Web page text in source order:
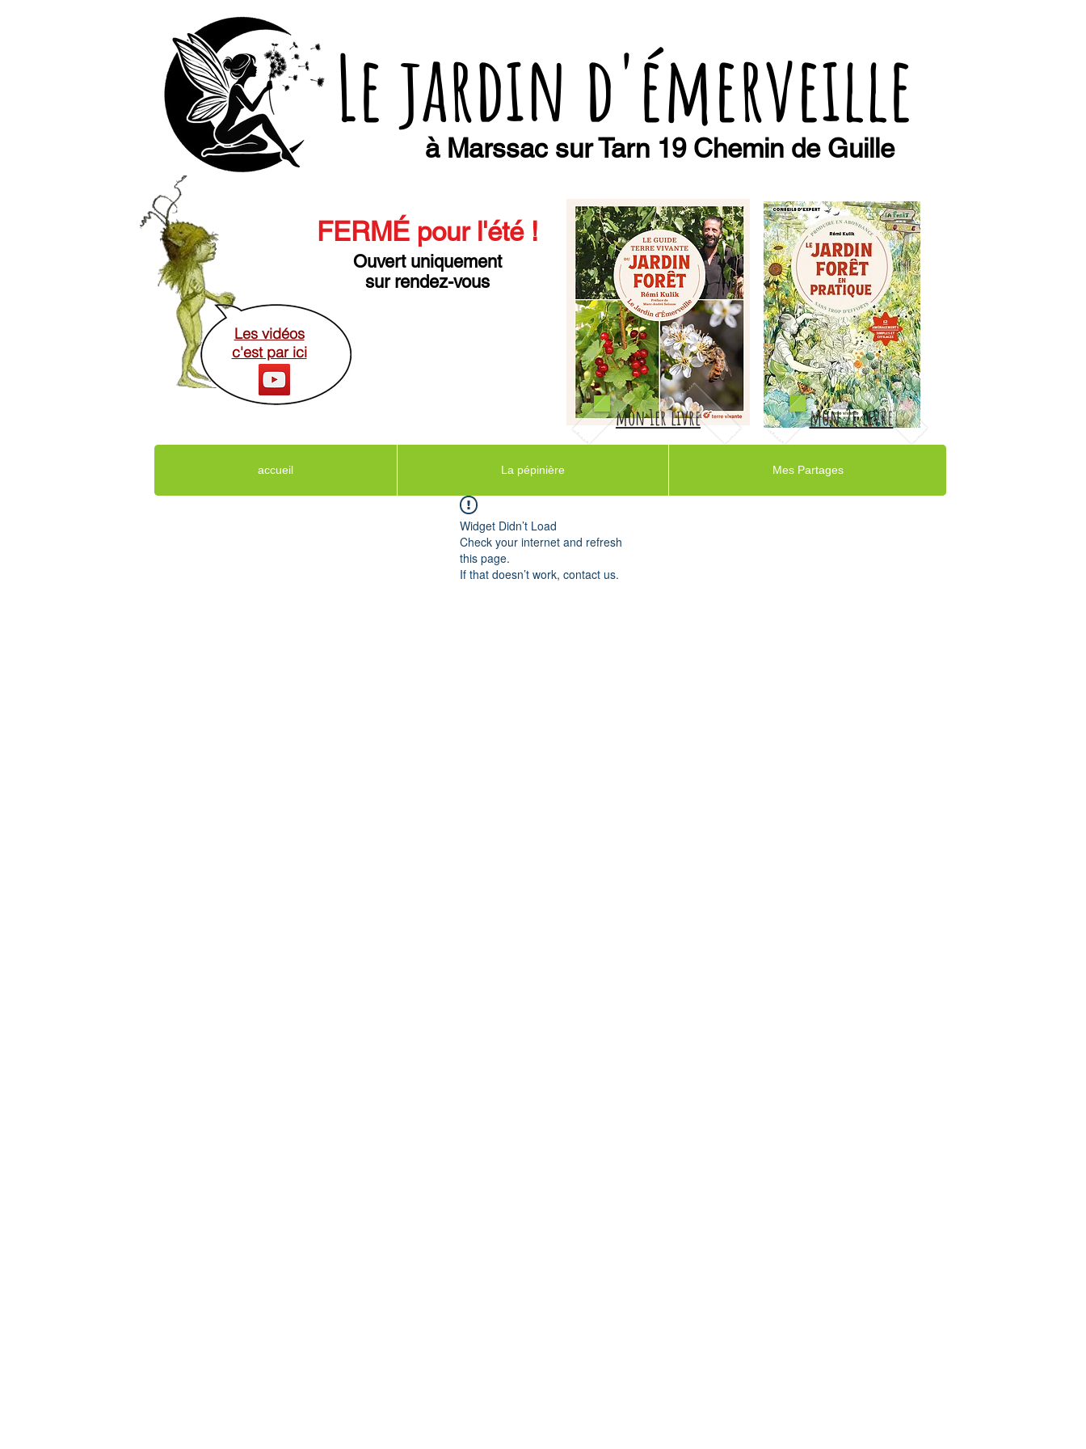
Le jardin d'émerveille
mon 1er livre mon 2e livre
à Marssac sur Tarn 19 Chemin de Guille
FERMÉ pour l'été!
Ouvert uniquement
sur rendez-vous
Les vidéos
c'est par ici
accueil La pépinière Mes Partages
Widget Didn’t Load
Check your internet and refresh
this page.
If that doesn’t work, contact us.